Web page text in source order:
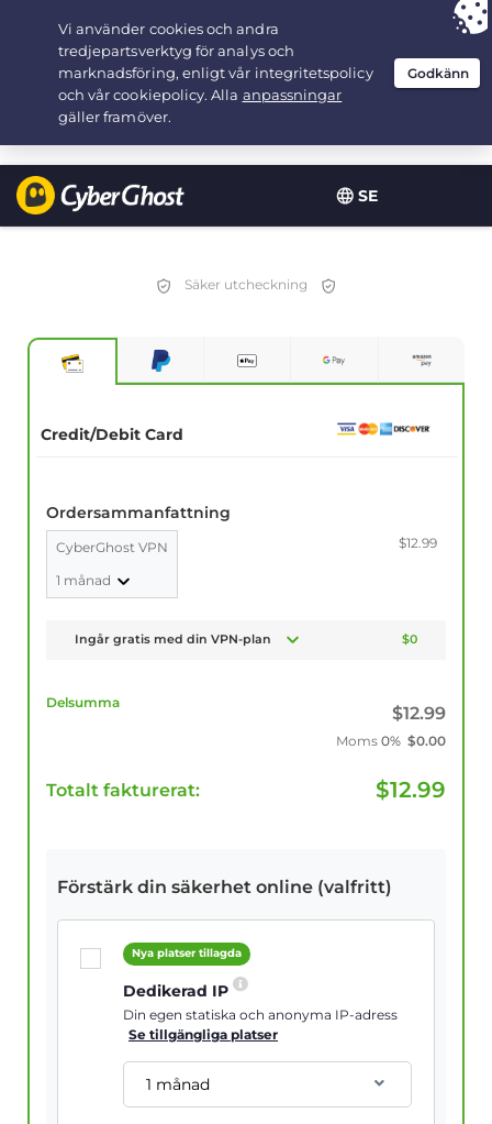
SE
Your choice:The Best Dealfor 2.1666666666667-years at $
/month
Säker utcheckning
Credit/Debit Card
Ordersammanfattning
CyberGhost VPN
1 månad
$12.99
Ingår gratis med din VPN-plan $0
Delsumma
$12.99
Moms 0% $0.00
Totalt fakturerat: $12.99
Förstärk din säkerhet online (valfritt)
Nya platser tillagda
Dedikerad IP
Din egen statiska och anonyma IP-adress
Se tillgängliga platser
1 månad